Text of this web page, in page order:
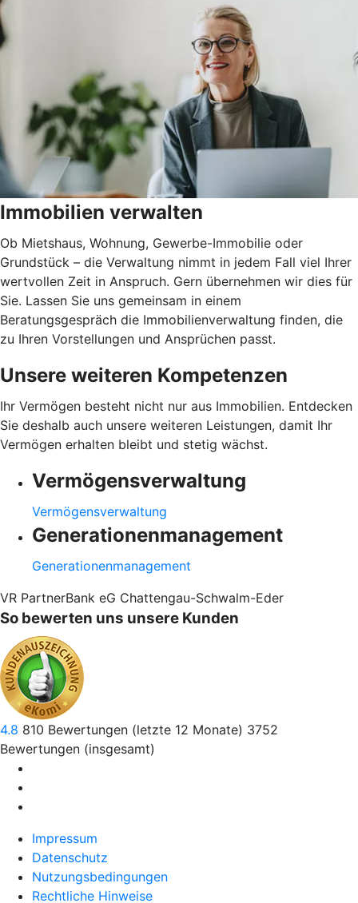
Immobilien verwalten
Ob Mietshaus, Wohnung, Gewerbe-Immobilie oder
Grundstück – die Verwaltung nimmt in jedem Fall viel Ihrer
wertvollen Zeit in Anspruch. Gern übernehmen wir dies für
Sie. Lassen Sie uns gemeinsam in einem
Beratungsgespräch die Immobilienverwaltung finden, die
zu Ihren Vorstellungen und Ansprüchen passt.
Unsere weiteren Kompetenzen
Ihr Vermögen besteht nicht nur aus Immobilien. Entdecken
Sie deshalb auch unsere weiteren Leistungen, damit Ihr
Vermögen erhalten bleibt und stetig wächst.
Vermögensverwaltung
Vermögensverwaltung
Generationenmanagement
Generationenmanagement
VR PartnerBank eG Chattengau-Schwalm-Eder
So bewerten uns unsere Kunden
4.8 810 Bewertungen (letzte 12 Monate) 3752
Bewertungen (insgesamt)
Impressum
Datenschutz
Nutzungsbedingungen
Rechtliche Hinweise